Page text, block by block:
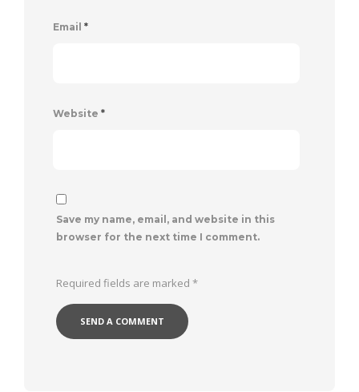
Email *
Website *
Save my name, email, and website in this
browser for the next time I comment.
Required fields are marked *